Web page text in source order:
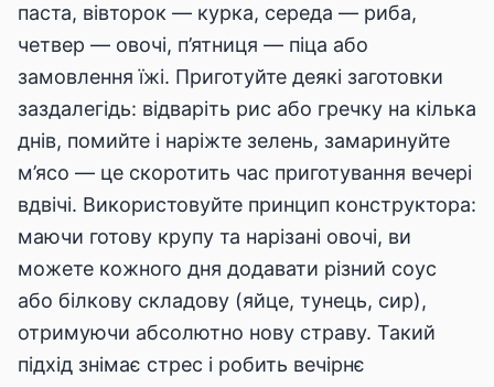
паста, вівторок — курка, середа — риба,
четвер — овочі, п’ятниця — піца або
замовлення їжі. Приготуйте деякі заготовки
заздалегідь: відваріть рис або гречку на кілька
днів, помийте і наріжте зелень, замаринуйте
м’ясо — це скоротить час приготування вечері
вдвічі. Використовуйте принцип конструктора:
маючи готову крупу та нарізані овочі, ви
можете кожного дня додавати різний соус
або білкову складову (яйце, тунець, сир),
отримуючи абсолютно нову страву. Такий
підхід знімає стрес і робить вечірнє